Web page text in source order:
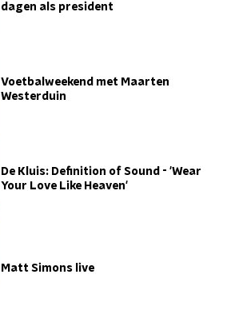
dagen als president
Voetbalweekend met Maarten
Westerduin
De Kluis: Definition of Sound - 'Wear
Your Love Like Heaven'
Matt Simons live